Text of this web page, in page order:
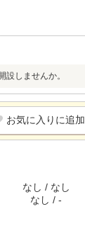
しませんか。
お気に入りに追加
なし / なし
なし / -